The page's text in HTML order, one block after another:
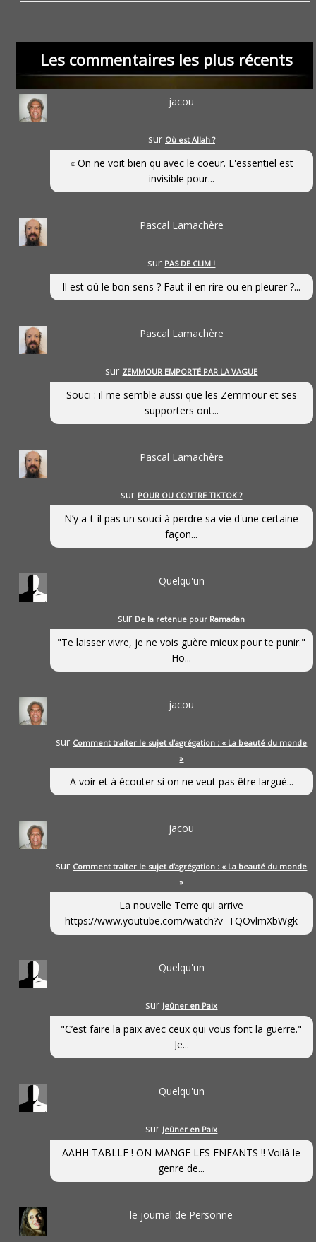
Les commentaires les plus récents
jacou
sur Où est Allah ?
« On ne voit bien qu'avec le coeur. L'essentiel est
invisible pour...
Pascal Lamachère
sur PAS DE CLIM !
Il est où le bon sens ? Faut-il en rire ou en pleurer ?...
Pascal Lamachère
sur ZEMMOUR EMPORTÉ PAR LA VAGUE
Souci : il me semble aussi que les Zemmour et ses
supporters ont...
Pascal Lamachère
sur POUR OU CONTRE TIKTOK ?
N’y a-t-il pas un souci à perdre sa vie d'une certaine
façon...
Quelqu'un
sur De la retenue pour Ramadan
"Te laisser vivre, je ne vois guère mieux pour te punir."
Ho...
jacou
sur Comment traiter le sujet d’agrégation : « La beauté du monde
»
A voir et à écouter si on ne veut pas être largué...
jacou
sur Comment traiter le sujet d’agrégation : « La beauté du monde
»
La nouvelle Terre qui arrive
https://www.youtube.com/watch?v=TQOvlmXbWgk
Quelqu'un
sur Jeûner en Paix
"C’est faire la paix avec ceux qui vous font la guerre."
Je...
Quelqu'un
sur Jeûner en Paix
AAHH TABLLE ! ON MANGE LES ENFANTS !! Voilà le
genre de...
le journal de Personne